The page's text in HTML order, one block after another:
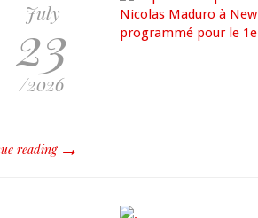
July
23
/2026
reading